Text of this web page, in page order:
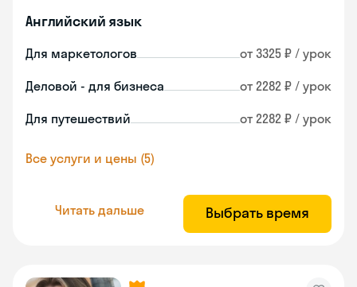
Английский язык
Для маркетологов от 3325 ₽ / урок
Деловой - для бизнеса от 2282 ₽ / урок
Для путешествий от 2282 ₽ / урок
Все услуги и цены (5)
Читать дальше Выбрать время